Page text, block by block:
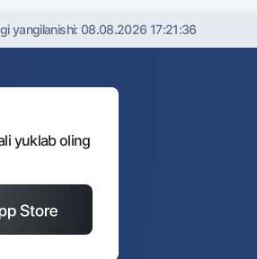
yangilanishi: 08.08.2026 17:21:36
yuklab oling